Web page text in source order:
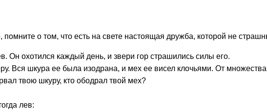
помните о том, что есть на свете настоящая дружба, которой не
Он охотился каждый день, и звери гор страшились силы его.
Вся шкура ее была изодрана, и мех ее висел клочьями. От
твою шкуру, кто ободрал твой мех?
лев: